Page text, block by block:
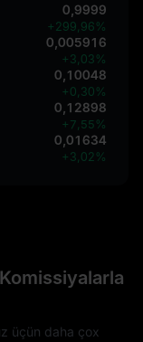
0,9999
+299,96%
0,005916
+3,03%
0,10048
+0,30%
0,12898
+7,55%
0,01634
+3,02%
üçün daha çox